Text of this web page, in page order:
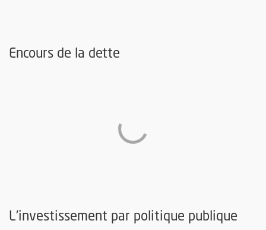
Encours de la dette
L'investissement par politique publique